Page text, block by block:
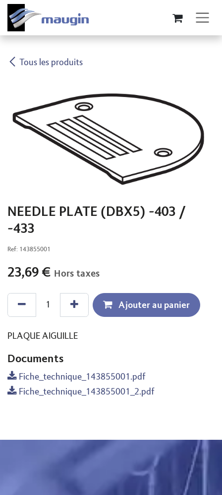
Se rendre au contenu
Tous les produits
NEEDLE PLATE (DBX5) -403 /
-433
Ref: 143855001
23,69 € Hors taxes
Ajouter au panier
PLAQUE AIGUILLE
Documents
Fiche_technique_143855001.pdf
Fiche_technique_143855001_2.pdf